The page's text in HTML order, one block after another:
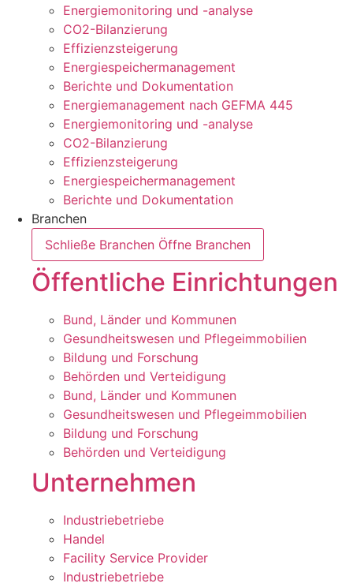
Energiemonitoring und -analyse
CO2-Bilanzierung
Effizienzsteigerung
Energiespeichermanagement
Berichte und Dokumentation
Energiemanagement nach GEFMA 445
Energiemonitoring und -analyse
CO2-Bilanzierung
Effizienzsteigerung
Energiespeichermanagement
Berichte und Dokumentation
Branchen
Schließe Branchen Öffne Branchen
Öffentliche Einrichtungen
Bund, Länder und Kommunen
Gesundheitswesen und Pflegeimmobilien
Bildung und Forschung
Behörden und Verteidigung
Bund, Länder und Kommunen
Gesundheitswesen und Pflegeimmobilien
Bildung und Forschung
Behörden und Verteidigung
Unternehmen
Industriebetriebe
Handel
Facility Service Provider
Industriebetriebe